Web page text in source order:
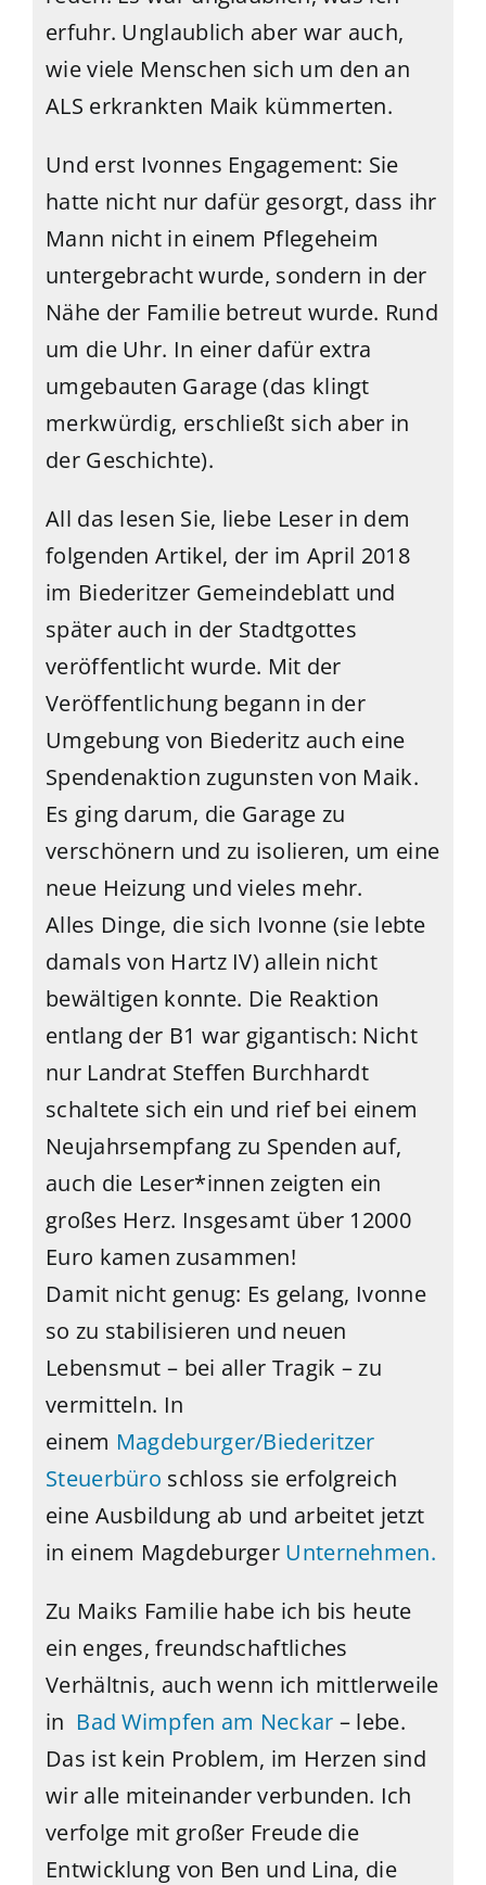
erfuhr. Unglaublich aber war auch,
wie viele Menschen sich um den an
ALS erkrankten Maik kümmerten.
Und erst Ivonnes Engagement: Sie
hatte nicht nur dafür gesorgt, dass ihr
Mann nicht in einem Pflegeheim
untergebracht wurde, sondern in der
Nähe der Familie betreut wurde. Rund
um die Uhr. In einer dafür extra
umgebauten Garage (das klingt
merkwürdig, erschließt sich aber in
der Geschichte).
All das lesen Sie, liebe Leser in dem
folgenden Artikel, der im April 2018
im Biederitzer Gemeindeblatt und
später auch in der Stadtgottes
veröffentlicht wurde. Mit der
Veröffentlichung begann in der
Umgebung von Biederitz auch eine
Spendenaktion zugunsten von Maik.
Es ging darum, die Garage zu
verschönern und zu isolieren, um eine
neue Heizung und vieles mehr.
Alles Dinge, die sich Ivonne (sie lebte
damals von Hartz IV) allein nicht
bewältigen konnte. Die Reaktion
entlang der B1 war gigantisch: Nicht
nur Landrat Steffen Burchhardt
schaltete sich ein und rief bei einem
Neujahrsempfang zu Spenden auf,
auch die Leser*innen zeigten ein
großes Herz. Insgesamt über 12000
Euro kamen zusammen!
Damit nicht genug: Es gelang, Ivonne
so zu stabilisieren und neuen
Lebensmut – bei aller Tragik – zu
vermitteln. In
einem Magdeburger/Biederitzer
Steuerbüro schloss sie erfolgreich
eine Ausbildung ab und arbeitet jetzt
in einem Magdeburger Unternehmen.
Zu Maiks Familie habe ich bis heute
ein enges, freundschaftliches
Verhältnis, auch wenn ich mittlerweile
in Bad Wimpfen am Neckar – lebe.
Das ist kein Problem, im Herzen sind
wir alle miteinander verbunden. Ich
verfolge mit großer Freude die
Entwicklung von Ben und Lina, die